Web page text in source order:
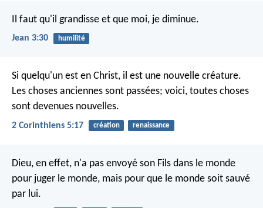
Il faut qu'il grandisse et que moi, je diminue.
Jean 3:30 humilité
Si quelqu'un est en Christ, il est une nouvelle créature.
Les choses anciennes sont passées; voici, toutes choses
sont devenues nouvelles.
2 Corinthiens 5:17 création renaissance
Dieu, en effet, n'a pas envoyé son Fils dans le monde
pour juger le monde, mais pour que le monde soit sauvé
par lui.